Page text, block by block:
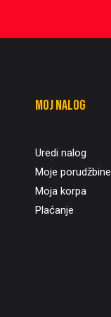
Moj nalog
Uredi nalog
Moje porudžbine
Moja korpa
Plaćanje